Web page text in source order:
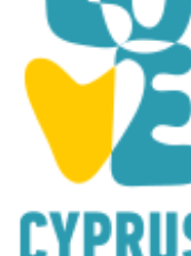
You are here: Home »
PENTE EFKALYPTOI
PENTE